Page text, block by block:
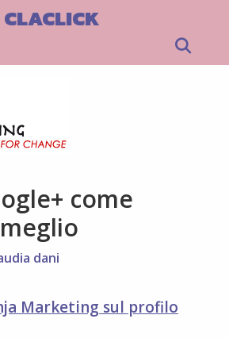
CLACLICK
come
dani
Marketing sul profilo